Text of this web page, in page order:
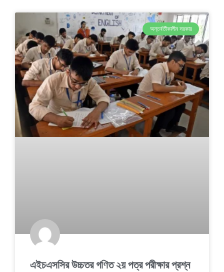
অন্তর্বর্তীকালীন সরকার
এইচএসসির উচ্চতর গণিত ২য় পত্র পরীক্ষার প্রশ্ন